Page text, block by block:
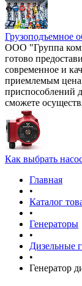
Грузоподъемное
ООО "Группа
готово
современное и
приемлемым
приспособлений
сможете
Как выбрать
Главная
•
Каталог
•
Генераторы
•
Дизельные
•
Генератор